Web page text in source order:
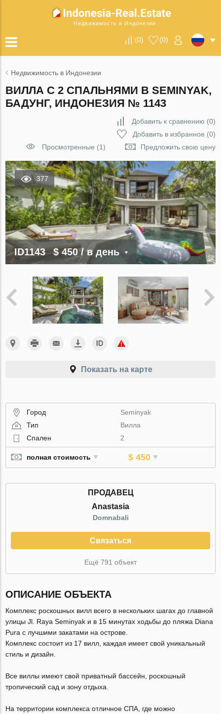
Недвижимость в Индонезии
(0) (0)
Недвижимость в Индонезии
ВИЛЛА С 2 СПАЛЬНЯМИ В SEMINYAK,
БАДУНГ, ИНДОНЕЗИЯ № 1143
Добавить к сравнению (0)
Добавить в избранное (0)
Просмотренные (1)
Предложить свою цену
377
ID1143 $ 450/ в день
Показать на карте
Город
Seminyak
Тип
Вилла
Спален
2
полная стоимость $ 450
ПРОДАВЕЦ
Anastasia
Domnabali
Связаться
Ещё 791 объект
ОПИСАНИЕ ОБЪЕКТА
Комплекс роскошных вилл всего в нескольких шагах до главной
улицы Jl. Raya Seminyak и в 15 минутах ходьбы до пляжа Diana
Pura c лучшими закатами на острове.
Комплекс состоит из 17 вилл, каждая имеет свой уникальный
стиль и дизайн.
Все виллы имеют свой приватный бассейн, роскошный
тропический сад и зону отдыха.
На территории комплекса отличное СПА, где можно